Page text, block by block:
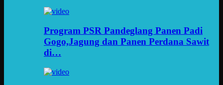
Program PSR Pandeglang Panen Padi
Gogo,Jagung dan Panen Perdana Sawit
di…